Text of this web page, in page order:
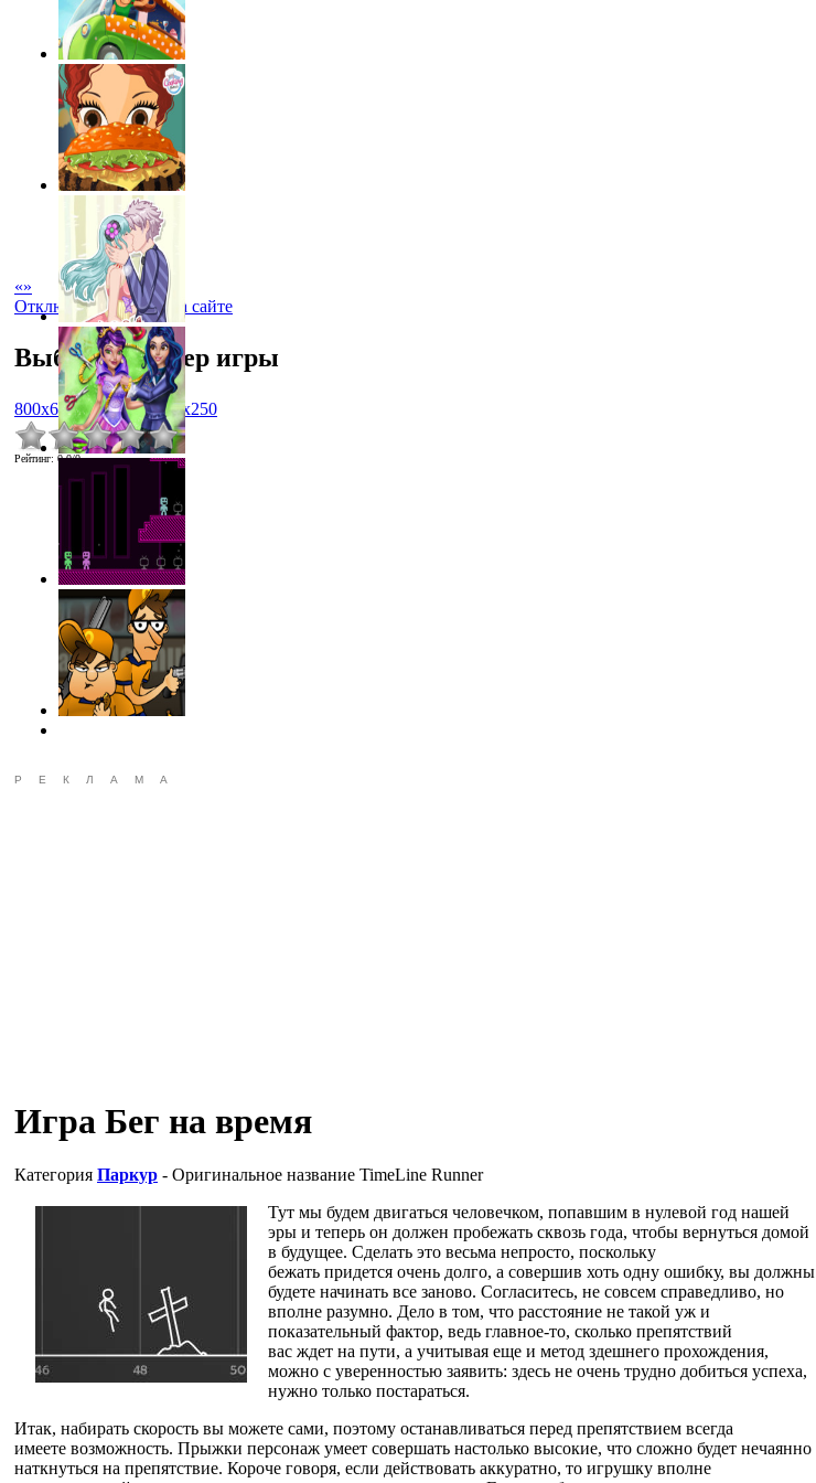
«»
Отключить рекламу на сайте
Выбрать размер игры
800x600 1024x768 450x250
Рейтинг: 0.0/0
РЕКЛАМА
Игра Бег на время
Категория Паркур - Оригинальное название TimeLine Runner
Тут мы будем двигаться человечком, попавшим в нулевой год нашей
эры и теперь он должен пробежать сквозь года, чтобы вернуться домой
в будущее. Сделать это весьма непросто, поскольку
бежать придется очень долго, а совершив хоть одну ошибку, вы должны
будете начинать все заново. Согласитесь, не совсем справедливо, но
вполне разумно. Дело в том, что расстояние не такой уж и
показательный фактор, ведь главное-то, сколько препятствий
вас ждет на пути, а учитывая еще и метод здешнего прохождения,
можно с уверенностью заявить: здесь не очень трудно добиться успеха,
нужно только постараться.
Итак, набирать скорость вы можете сами, поэтому останавливаться перед препятствием всегда
имеете возможность. Прыжки персонаж умеет совершать настолько высокие, что сложно будет нечаянно
наткнуться на препятствие. Короче говоря, если действовать аккуратно, то игрушку вполне